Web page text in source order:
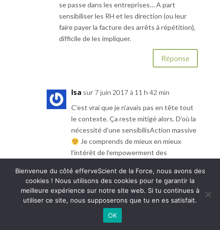
se passe dans les entreprises… A part
sensibiliser les RH et les direction (ou leur
faire payer la facture des arrêts à répétition),
difficile de les impliquer.
Réponse
Isa sur 7 juin 2017 à 11 h 42 min
C’est vrai que je n’avais pas en tête tout
le contexte. Ça reste mitigé alors. D’où la
nécessité d’une sensibilisAction massive
Je comprends de mieux en mieux
l’intérêt de l’empowerment des
habitudes changeront par les masses
Bienvenue du côté efferveScient de la Force, nous avons des
cookies ! Nous utilisons des cookies pour te garantir la
meilleure expérience sur notre site web. Si tu continues à
utiliser ce site, nous supposerons que tu en es satisfait.
OK